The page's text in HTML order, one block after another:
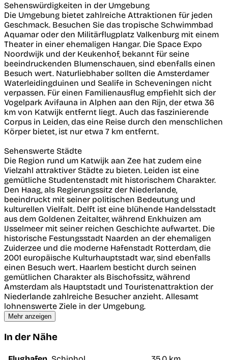
Sehenswürdigkeiten in der Umgebung
Die Umgebung bietet zahlreiche Attraktionen für jeden
Geschmack. Besuchen Sie das tropische Schwimmbad
Aquamar oder den Militärflugplatz Valkenburg mit einem
Theater in einer ehemaligen Hangar. Die Space Expo
Noordwijk und der Keukenhof, bekannt für seine
beeindruckenden Blumenschauen, sind ebenfalls einen
Besuch wert. Naturliebhaber sollten die Amsterdamer
Waterleidingduinen und Sealife in Scheveningen nicht
verpassen. Für einen Familienausflug empfiehlt sich der
Vogelpark Avifauna in Alphen aan den Rijn, der etwa 36
km von Katwijk entfernt liegt. Auch das faszinierende
Corpus in Leiden, das eine Reise durch den menschlichen
Körper bietet, ist nur etwa 7 km entfernt.
Sehenswerte Städte
Die Region rund um Katwijk aan Zee hat zudem eine
Vielzahl attraktiver Städte zu bieten. Leiden ist eine
gemütliche Studentenstadt mit historischem Charakter.
Den Haag, als Regierungssitz der Niederlande,
beeindruckt mit seiner politischen Bedeutung und
kulturellen Vielfalt. Delft ist eine blühende Handelsstadt
aus dem Goldenen Zeitalter, während Enkhuizen am
IJsselmeer mit seiner reichen Geschichte aufwartet. Die
historische Festungsstadt Naarden an der ehemaligen
Zuiderzee und die moderne Hafenstadt Rotterdam, die
2001 europäische Kulturhauptstadt war, sind ebenfalls
einen Besuch wert. Haarlem besticht durch seinen
gemütlichen Charakter als Bischofssitz, während
Amsterdam als Hauptstadt und Touristenattraktion der
Niederlande zahlreiche Besucher anzieht. Allesamt
lohnenswerte Ziele in der Umgebung.
Mehr anzeigen
In der Nähe